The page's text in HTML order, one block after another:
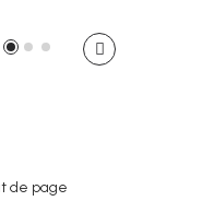
de page